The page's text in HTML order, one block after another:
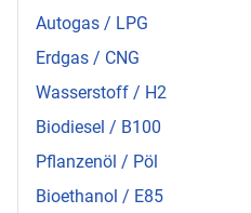
Autogas / LPG
Erdgas / CNG
Wasserstoff / H2
Biodiesel / B100
Pflanzenöl / Pöl
Bioethanol / E85